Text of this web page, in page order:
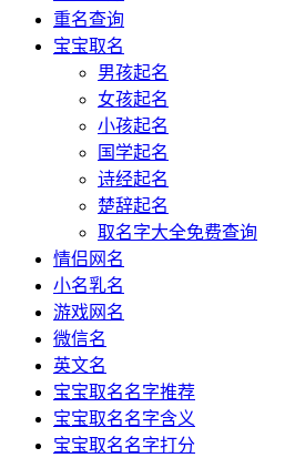
重名查询
宝宝取名
男孩起名
女孩起名
小孩起名
国学起名
诗经起名
楚辞起名
取名字大全免费查询
情侣网名
小名乳名
游戏网名
微信名
英文名
宝宝取名名字推荐
宝宝取名名字含义
宝宝取名名字打分